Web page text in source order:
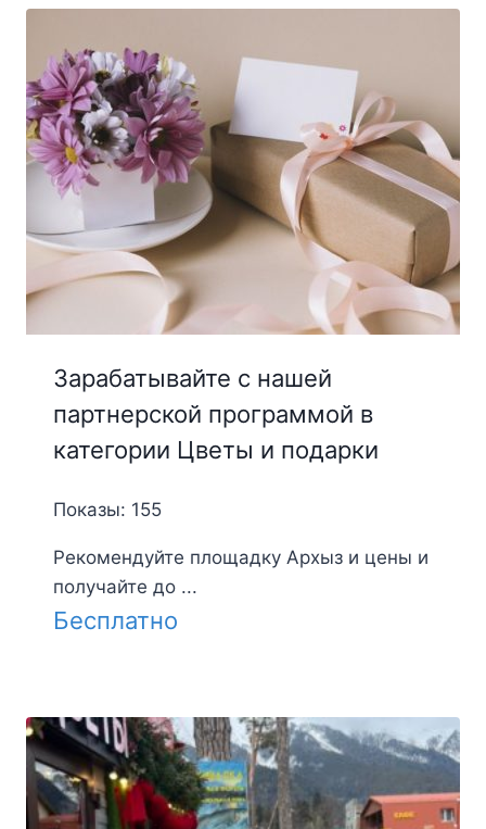
Зарабатывайте с нашей
партнерской программой в
категории Цветы и подарки
Показы: 155
Рекомендуйте площадку Архыз и цены и
получайте до ...
Бесплатно